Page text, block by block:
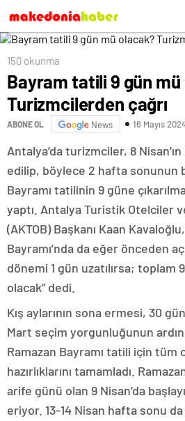
150 okunma
Bayram tatili 9 gün
Turizmcilerden çağrı
ABONE OL News 16 Mayıs
Antalya’da turizmciler, 8
edilip, böylece 2 hafta sonunun
Bayramı tatilinin 9 güne
yaptı. Antalya Turistik Otelciler
(AKTOB) Başkanı Kaan
Bayramı’nda da eğer önceden
dönemi 1 gün uzatılırsa; toplam
olacak” dedi.
Kış aylarının sona ermesi, 30
Mart seçim yorgunluğunun
Ramazan Bayramı tatili için tüm
hazırlıklarını tamamladı.
arife günü olan 9 Nisan’da
eriyor. 13-14 Nisan hafta sonu